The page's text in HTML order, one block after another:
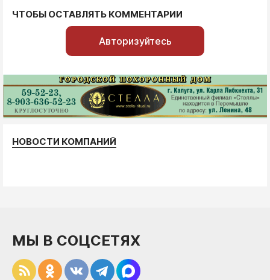
ЧТОБЫ ОСТАВЛЯТЬ КОММЕНТАРИИ
Авторизуйтесь
НОВОСТИ КОМПАНИЙ
МЫ В СОЦСЕТЯХ